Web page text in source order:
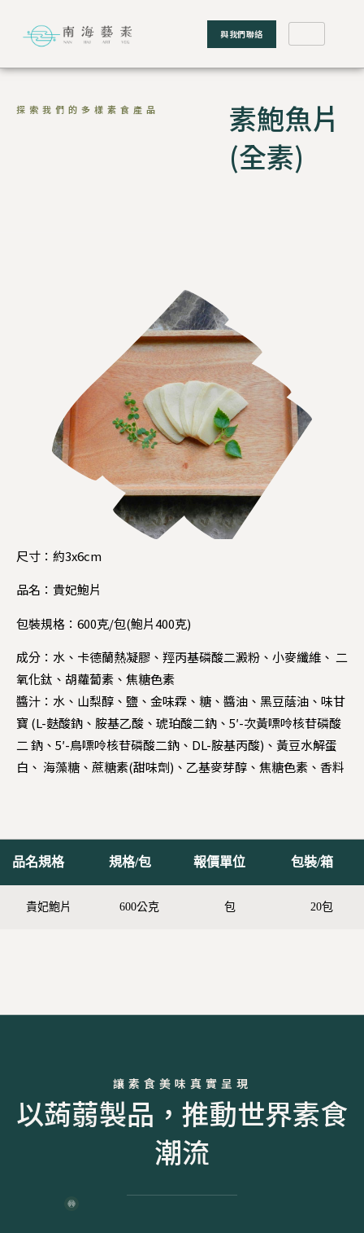
與我們聯絡
探索我們的多樣素食產品
素鮑魚片
(全素)
尺寸：約3x6cm
品名：貴妃鮑片
包裝規格：600克/包(鮑片400克)
成分：水、卡德蘭熱凝膠、羥丙基磷酸二澱粉、小麥纖維、 二
氧化鈦、胡蘿蔔素、焦糖色素
醬汁：水、山梨醇、鹽、金味霖、糖、醬油、黑豆蔭油、味甘
寶 (L-麩酸鈉、胺基乙酸、琥珀酸二鈉、5′-次黃嘌呤核苷磷酸
二 鈉、5′-鳥嘌呤核苷磷酸二鈉、DL-胺基丙酸)、黃豆水解蛋
白、 海藻糖、蔗糖素(甜味劑)、乙基麥芽醇、焦糖色素、香料
品名規格 規格/包 報價單位 包裝/箱
貴妃鮑片 600公克 包 20包
讓素食美味真實呈現
以蒟蒻製品，推動世界素食
潮流